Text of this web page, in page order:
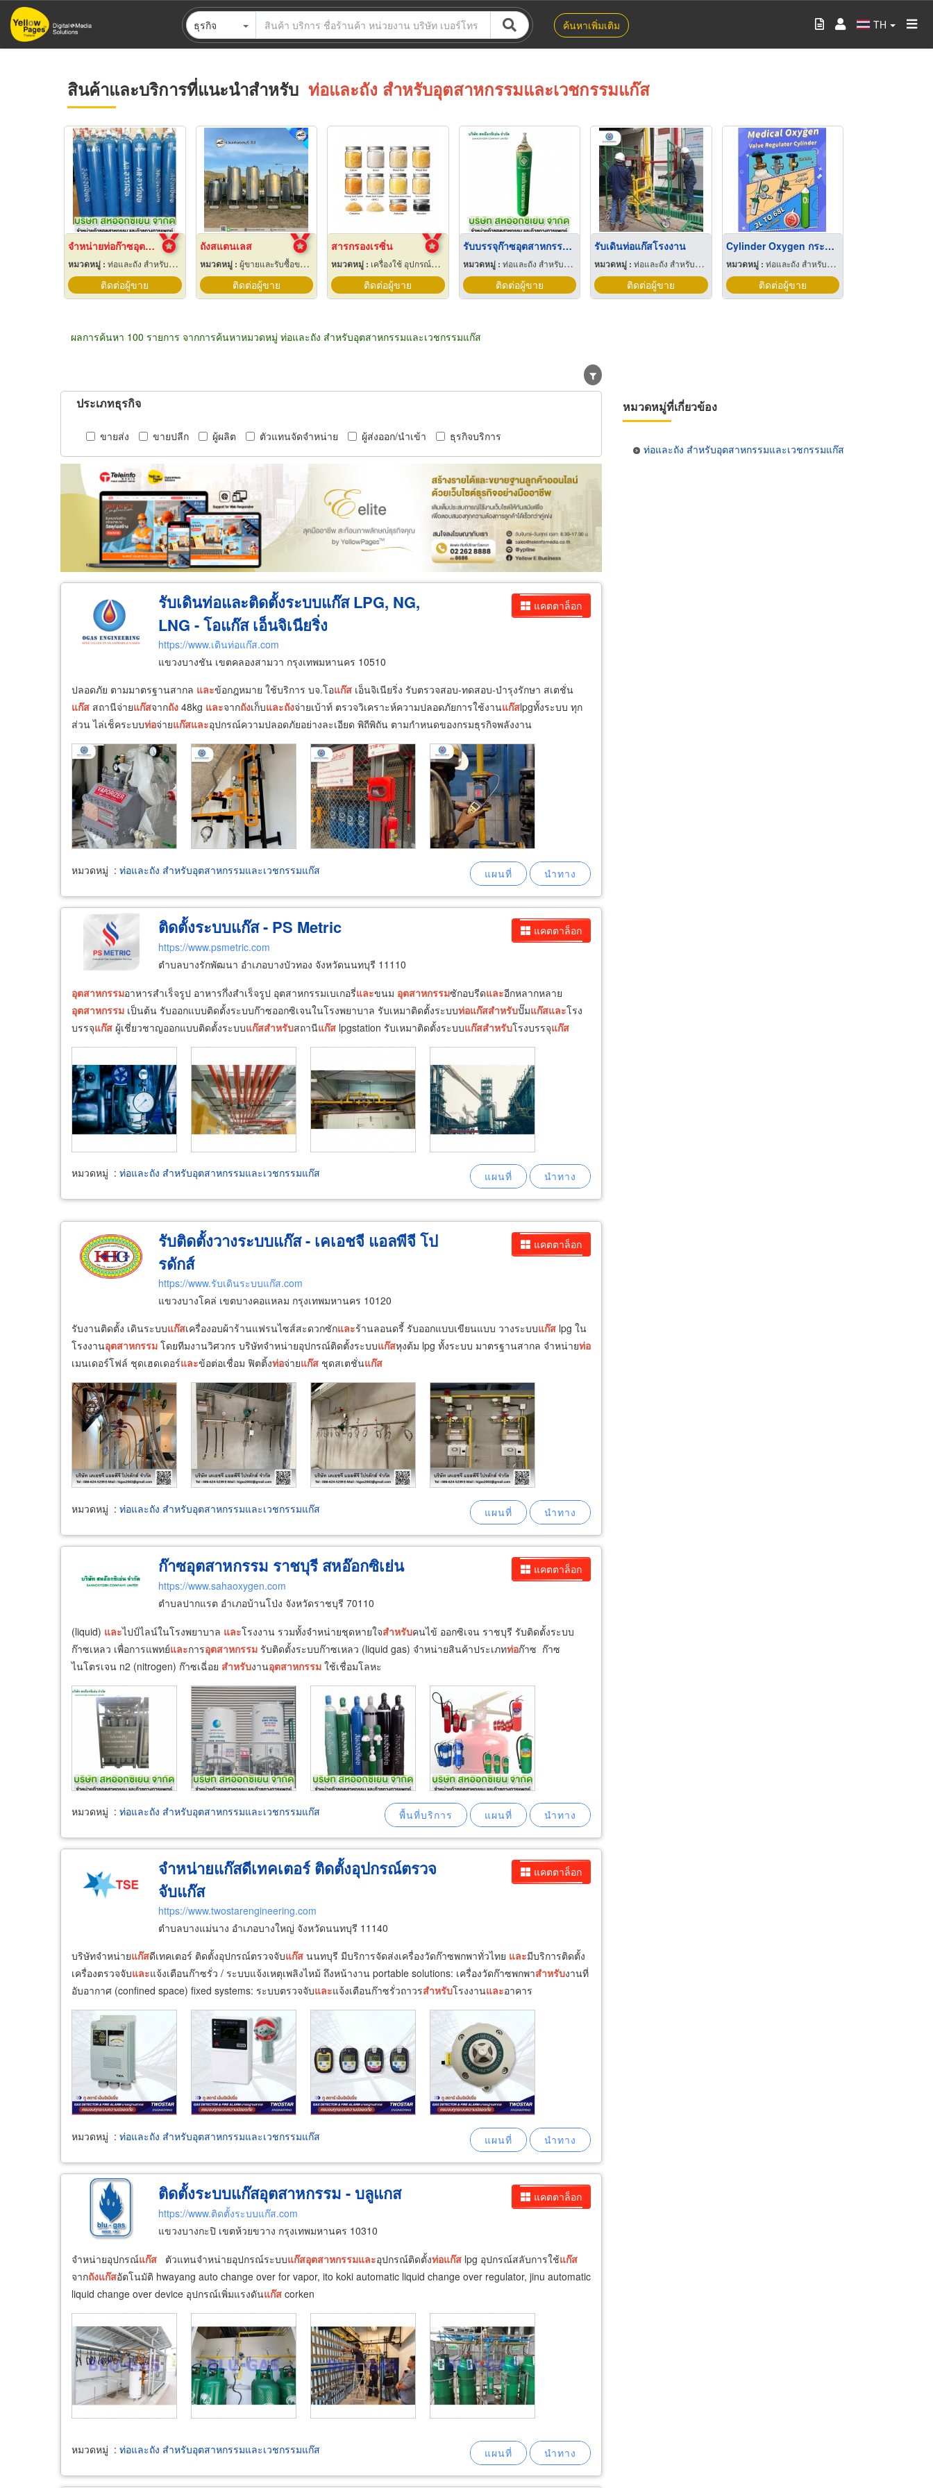
ข้าม
ไป
ธุรกิจ ค้นหาเพิ่มเติม TH
สินค้าและบริการที่แนะนำสำหรับ ท่อและถัง สำหรับอุตสาหกรรมและเวชกรรมแก๊ส
จำหน่ายท่อก๊าซอุตสาหกรรม และก๊าซการแพทย์
หมวดหมู่ : ท่อและถัง สำหรับอุตสาหกรรมและเวชกรรมแก๊ส
ติดต่อผู้ขาย
ถังสแตนเลส
หมวดหมู่ : ผู้ขายและรับซื้อของเก่าและเศษเหล็ก
ติดต่อผู้ขาย
สารกรองเรซิ่น
หมวดหมู่ : เครื่องใช้ อุปกรณ์และเคมีสำหรับลดความกระด้างน้ำกระด้าง
ติดต่อผู้ขาย
รับบรรจุก๊าซอุตสาหกรรมและบรรจุก๊าซทางการแพทย์ ราชบุรี
หมวดหมู่ : ท่อและถัง สำหรับอุตสาหกรรมและเวชกรรมแก๊ส
ติดต่อผู้ขาย
รับเดินท่อแก๊สโรงงาน
หมวดหมู่ : ท่อและถัง สำหรับอุตสาหกรรมและเวชกรรมแก๊ส
ติดต่อผู้ขาย
Cylinder Oxygen กระบอกสูบออกซิเจน
หมวดหมู่ : ท่อและถัง สำหรับอุตสาหกรรมและเวชกรรมแก๊ส
ติดต่อผู้ขาย
ผลการค้นหา 100 รายการ จากการค้นหาหมวดหมู่ ท่อและถัง สำหรับอุตสาหกรรมและเวชกรรมแก๊ส
ประเภทธุรกิจ
ขายส่ง ขายปลีก ผู้ผลิต ตัวแทนจัดจำหน่าย ผู้ส่งออก/นำเข้า ธุรกิจบริการ
แคตตาล็อก
รับเดินท่อและติดตั้งระบบแก๊ส LPG, NG,
LNG - โอแก๊ส เอ็นจิเนียริ่ง
https://www.เดินท่อแก๊ส.com
แขวงบางชัน เขตคลองสามวา กรุงเทพมหานคร 10510
ปลอดภัย ตามมาตรฐานสากล และข้อกฎหมาย ใช้บริการ บจ.โอแก๊ส เอ็นจิเนียริ่ง รับตรวจสอบ-ทดสอบ-บำรุงรักษา สเตชั่น
แก๊ส สถานีจ่ายแก๊สจากถัง 48kg และจากถังเก็บและถังจ่ายเบ้าท์ ตรวจวิเคราะห์ความปลอดภัยการใช้งานแก๊สlpgทั้งระบบ ทุก
ส่วน ไล่เช็คระบบท่อจ่ายแก๊สและอุปกรณ์ความปลอดภัยอย่างละเอียด พิถีพิถัน ตามกำหนดของกรมธุรกิจพลังงาน
หมวดหมู่ : ท่อและถัง สำหรับอุตสาหกรรมและเวชกรรมแก๊ส
แคตตาล็อก
ติดตั้งระบบแก๊ส - PS Metric
https://www.psmetric.com
ตำบลบางรักพัฒนา อำเภอบางบัวทอง จังหวัดนนทบุรี 11110
อุตสาหกรรมอาหารสำเร็จรูป อาหารกึ่งสำเร็จรูป อุตสาหกรรมเบเกอรี่และขนม อุตสาหกรรมซักอบรีดและอีกหลากหลาย
อุตสาหกรรม เป็นต้น รับออกแบบติดตั้งระบบก๊าซออกซิเจนในโรงพยาบาล รับเหมาติดตั้งระบบท่อแก๊สสำหรับปั๊มแก๊สและโรง
บรรจุแก๊ส ผู้เชี่ยวชาญออกแบบติดตั้งระบบแก๊สสำหรับสถานีแก๊ส lpgstation รับเหมาติดตั้งระบบแก๊สสำหรับโรงบรรจุแก๊ส
หมวดหมู่ : ท่อและถัง สำหรับอุตสาหกรรมและเวชกรรมแก๊ส
แคตตาล็อก
รับติดตั้งวางระบบแก๊ส - เคเอชจี แอลพีจี โป
รดักส์
https://www.รับเดินระบบแก๊ส.com
แขวงบางโคล่ เขตบางคอแหลม กรุงเทพมหานคร 10120
รับงานติดตั้ง เดินระบบแก๊สเครื่องอบผ้าร้านแฟรนไซส์สะดวกซักและร้านลอนดรี้ รับออกแบบเขียนแบบ วางระบบแก๊ส lpg ใน
โรงงานอุตสาหกรรม โดยทีมงานวิศวกร บริษัทจำหน่ายอุปกรณ์ติดตั้งระบบแก๊สหุงต้ม lpg ทั้งระบบ มาตรฐานสากล จำหน่ายท่อ
เมนเดอร์โฟล์ ชุดเฮดเดอร์และข้อต่อเชื่อม ฟิตติ้งท่อจ่ายแก๊ส ชุดสเตชั่นแก๊ส
หมวดหมู่ : ท่อและถัง สำหรับอุตสาหกรรมและเวชกรรมแก๊ส
แคตตาล็อก
ก๊าซอุตสาหกรรม ราชบุรี สหอ๊อกซิเย่น
https://www.sahaoxygen.com
ตำบลปากแรต อำเภอบ้านโป่ง จังหวัดราชบุรี 70110
(liquid) และไปป์ไลน์ในโรงพยาบาล และโรงงาน รวมทั้งจำหน่ายชุดหายใจสำหรับคนไข้ ออกซิเจน ราชบุรี รับติดตั้งระบบ
ก๊าซเหลว เพื่อการแพทย์และการอุตสาหกรรม รับติดตั้งระบบก๊าซเหลว (liquid gas) จำหน่ายสินค้าประเภทท่อก๊าซ ก๊าซ
ไนโตรเจน n2 (nitrogen) ก๊าซเฉี่อย สำหรับงานอุตสาหกรรม ใช้เชื่อมโลหะ
หมวดหมู่ : ท่อและถัง สำหรับอุตสาหกรรมและเวชกรรมแก๊ส
แคตตาล็อก
จำหน่ายแก๊สดีเทคเตอร์ ติดตั้งอุปกรณ์ตรวจ
จับแก๊ส
https://www.twostarengineering.com
ตำบลบางแม่นาง อำเภอบางใหญ่ จังหวัดนนทบุรี 11140
บริษัทจำหน่ายแก๊สดีเทคเตอร์ ติดตั้งอุปกรณ์ตรวจจับแก๊ส นนทบุรี มีบริการจัดส่งเครื่องวัดก๊าซพกพาทั่วไทย และมีบริการติดตั้ง
เครื่องตรวจจับและแจ้งเตือนก๊าซรั่ว / ระบบแจ้งเหตุเพลิงไหม้ ถึงหน้างาน portable solutions: เครื่องวัดก๊าซพกพาสำหรับงานที่
อับอากาศ (confined space) fixed systems: ระบบตรวจจับและแจ้งเตือนก๊าซรั่วถาวรสำหรับโรงงานและอาคาร
หมวดหมู่ : ท่อและถัง สำหรับอุตสาหกรรมและเวชกรรมแก๊ส
แคตตาล็อก
ติดตั้งระบบแก๊สอุตสาหกรรม - บลูแกส
https://www.ติดตั้งระบบแก๊ส.com
แขวงบางกะปิ เขตห้วยขวาง กรุงเทพมหานคร 10310
จำหน่ายอุปกรณ์แก๊ส ตัวแทนจำหน่ายอุปกรณ์ระบบแก๊สอุตสาหกรรมและอุปกรณ์ติดตั้งท่อแก๊ส lpg อุปกรณ์สลับการใช้แก๊ส
จากถังแก๊สอัตโนมัติ hwayang auto change over for vapor, ito koki automatic liquid change over regulator, jinu automatic
liquid change over device อุปกรณ์เพิ่มแรงดันแก๊ส corken
หมวดหมู่ : ท่อและถัง สำหรับอุตสาหกรรมและเวชกรรมแก๊ส
หมวดหมู่ที่เกี่ยวข้อง
ท่อและถัง สำหรับอุตสาหกรรมและเวชกรรมแก๊ส